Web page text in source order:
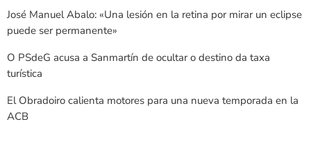
José Manuel Abalo: «Una lesión en la retina por mirar un eclipse
puede ser permanente»
O PSdeG acusa a Sanmartín de ocultar o destino da taxa
turística
El Obradoiro calienta motores para una nueva temporada en la
ACB